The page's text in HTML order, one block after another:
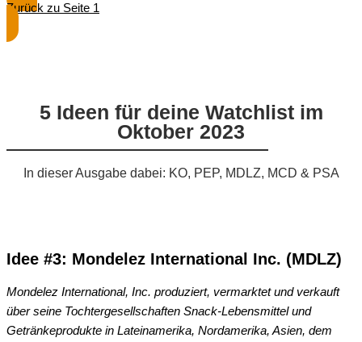
Zurück zu Seite 1
5 Ideen für deine Watchlist im
Oktober 2023
In dieser Ausgabe dabei: KO, PEP, MDLZ, MCD & PSA
Idee #3: Mondelez International Inc. (MDLZ)
Mondelez International, Inc. produziert, vermarktet und verkauft
über seine Tochtergesellschaften Snack-Lebensmittel und
Getränkeprodukte in Lateinamerika, Nordamerika, Asien, dem